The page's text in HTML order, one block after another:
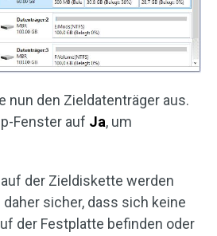
nun den Zieldatenträger aus.
Fenster auf Ja, um
der Zieldiskette werden
sicher, dass sich keine
der Festplatte befinden oder